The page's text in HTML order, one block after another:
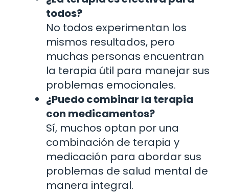
todos?
No todos experimentan los
mismos resultados, pero
muchas personas encuentran
la terapia útil para manejar sus
problemas emocionales.
¿Puedo combinar la terapia
con medicamentos?
Sí, muchos optan por una
combinación de terapia y
medicación para abordar sus
problemas de salud mental de
manera integral.